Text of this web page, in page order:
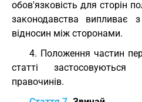
обов'язковість для сторін
законодавства випливає
відносин між сторонами.
4. Положення частин
статті
правочинів.